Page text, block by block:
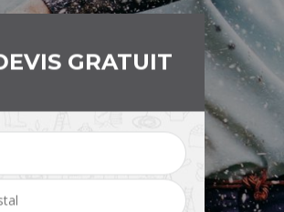
Taille de haie 41
GRATUIT